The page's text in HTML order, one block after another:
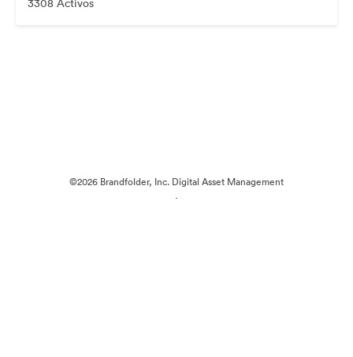
3308 Activos
©2026 Brandfolder, Inc. Digital Asset Management
·